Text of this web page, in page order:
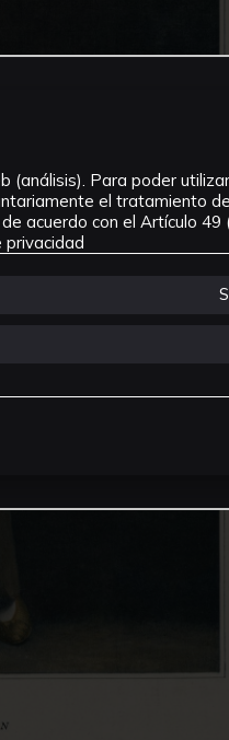
(análisis). Para poder
el tratamiento
acuerdo con el Artículo 49
privacidad